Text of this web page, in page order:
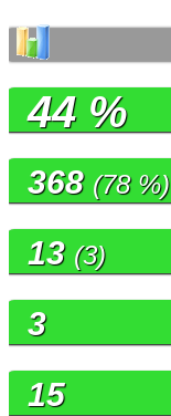
44 %
368 (78 %)
13 (3)
3
15